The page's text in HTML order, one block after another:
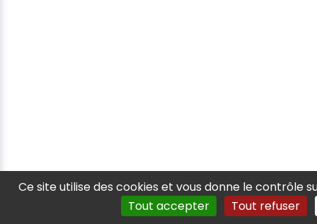
Ce site utilise des cookies et vous donne le contrôle
Tout accepter
Tout refuser